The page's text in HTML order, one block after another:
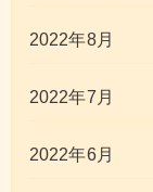
2022年8月
2022年7月
2022年6月